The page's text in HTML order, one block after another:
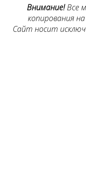
Внимание!Все
копирования
Сайт носит